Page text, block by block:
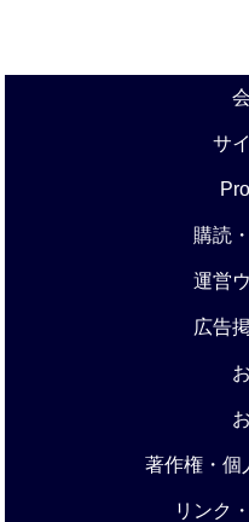
サ
購読
運営
広告
著作権・個
リンク